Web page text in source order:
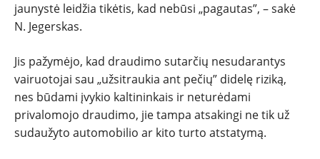
jaunystė leidžia tikėtis, kad nebūsi „pagautas”, – sakė
N. Jegerskas.
Jis pažymėjo, kad draudimo sutarčių nesudarantys
vairuotojai sau „užsitraukia ant pečių” didelę riziką,
nes būdami įvykio kaltininkais ir neturėdami
privalomojo draudimo, jie tampa atsakingi ne tik už
sudaužyto automobilio ar kito turto atstatymą.